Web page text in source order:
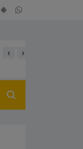
BOMBEROS DE
‹ ›